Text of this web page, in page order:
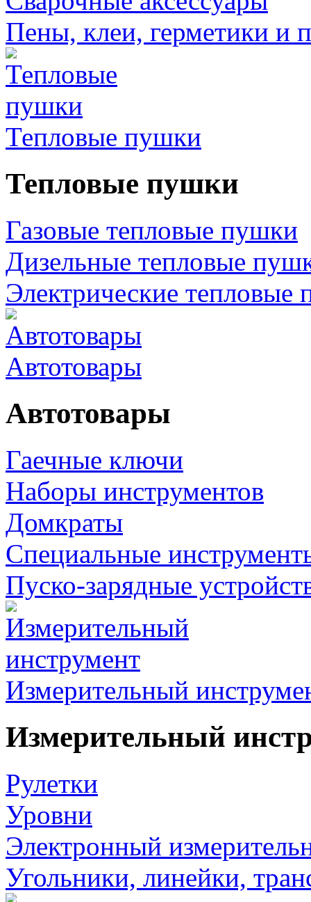
Пены, клеи, герметики и
Тепловые пушки
Тепловые пушки
Газовые тепловые пушки
Дизельные тепловые
Электрические тепловые
Автотовары
Автотовары
Гаечные ключи
Наборы инструментов
Домкраты
Специальные
Пуско-зарядные
Измерительный
Измерительный
Рулетки
Уровни
Электронный
Угольники, линейки,